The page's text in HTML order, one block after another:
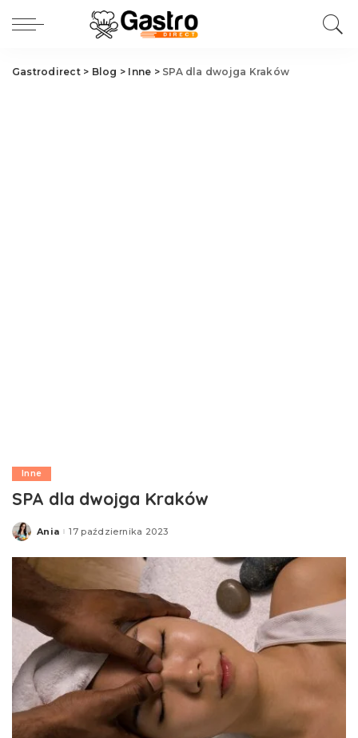
Gastrodirect> Blog > Inne > SPA dla dwojga Kraków
Inne
SPA dla dwojga Kraków
Posted
Ania 17 października 2023